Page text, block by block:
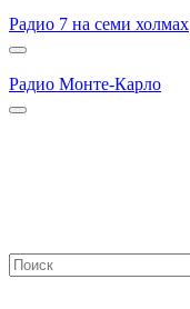
Радио 7 на семи холмах
Радио Монте-Карло